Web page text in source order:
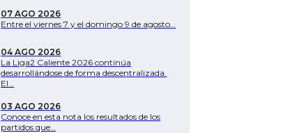
07 AGO 2026
Entre el viernes 7 y el domingo 9 de agosto…
04 AGO 2026
La Liga2 Caliente 2026 continúa
desarrollándose de forma descentralizada.
El…
03 AGO 2026
Conoce en esta nota los resultados de los
partidos que…